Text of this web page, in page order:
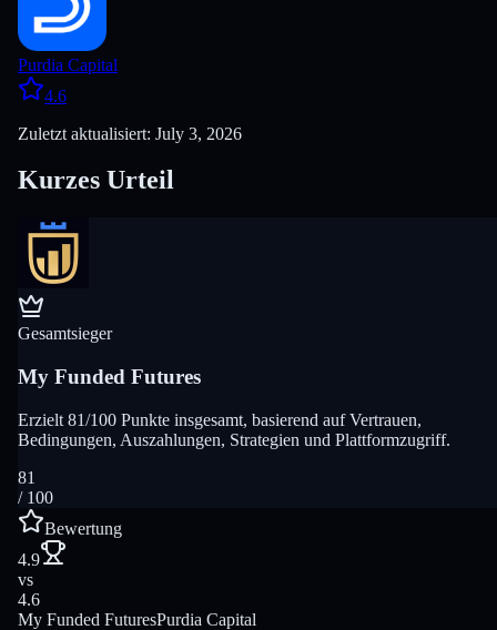
Purdia Capital
4.6
Zuletzt aktualisiert: July 3, 2026
Kurzes Urteil
Gesamtsieger
My Funded Futures
Erzielt 81/100 Punkte insgesamt, basierend auf Vertrauen,
Bedingungen, Auszahlungen, Strategien und Plattformzugriff.
81
/ 100
Bewertung
4.9
vs
4.6
My Funded FuturesPurdia Capital